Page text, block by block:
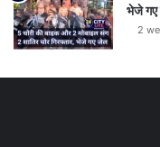
भेजे
2